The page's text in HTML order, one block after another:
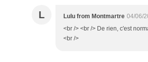
L Lulu from Montmartre 04/06/
<br /> <br /> De rien, c'est
<br />